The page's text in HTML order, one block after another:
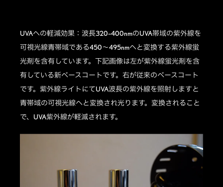
UVAへの軽減効果：波長320–400nmのUVA帯域の紫外線を
可視光線青帯域である450〜495nmへと変換する紫外線蛍
光剤を含有しています。下記画像は左が紫外線蛍光剤を含
有している新ベースコートです。右が従来のベースコート
です。紫外線ライトにてUVA波長の紫外線を照射しますと
青帯域の可視光線へと変換され光ります。変換されること
で、UVA紫外線が軽減されます。